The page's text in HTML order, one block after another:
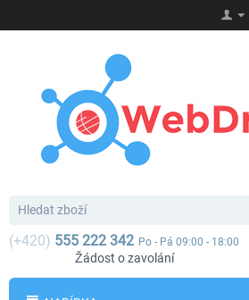
(+420) 555 222 342 Po - Pá 09:00 - 18:00
Žádost o zavolání